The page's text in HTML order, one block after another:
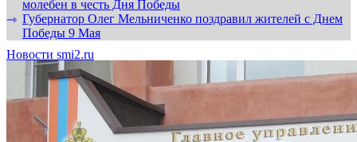
молебен в честь Дня Победы
⇾ Губернатор Олег Мельниченко поздравил жителей с Днем
Победы 9 Мая
Новости smi2.ru